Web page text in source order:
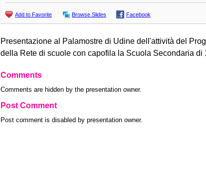
Add to Favorite Browse Slides Facebook
Presentazione al Palamostre di Udine dell'attività del
della Rete di scuole con capofila la Scuola Secondaria di
Comments
Comments are hidden by the presentation owner.
Post Comment
Post comment is disabled by presentation owner.